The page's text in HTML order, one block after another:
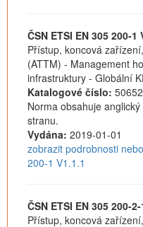
ČSN ETSI EN 305 200-1
Přístup, koncová
(ATTM) - Management
infrastruktury - Globální
Katalogové číslo:
Norma obsahuje
stranu.
Vydána: 2019-01-01
zobrazit podrobnosti
200-1 V1.1.1
ČSN ETSI EN 305 200-
Přístup, koncová